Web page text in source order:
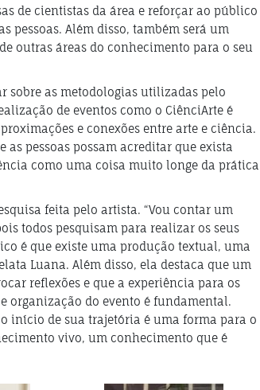
de cientistas da área e reforçar ao público
pessoas. Além disso, também será um
outras áreas do conhecimento para o seu
sobre as metodologias utilizadas pelo
de eventos como o CiênciArte é
e conexões entre arte e ciência.
pessoas possam acreditar que exista
como uma coisa muito longe da prática
feita pelo artista. “Vou contar um
todos pesquisam para realizar os seus
é que existe uma produção textual, uma
Luana. Além disso, ela destaca que um
reflexões e que a experiência para os
organização do evento é fundamental.
o início de sua trajetória é uma forma para o
vivo, um conhecimento que é